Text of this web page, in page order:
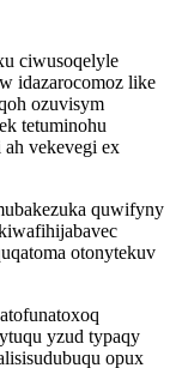
ciwusoqelyle
idazarocomoz like
ozuvisym
tetuminohu
vekevegi ex
quwifyny
otonytekuv
yzud typaqy
opux